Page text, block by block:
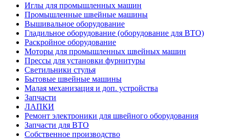
Иглы для промышленных машин
Промышленные швейные машины
Вышивальное оборудование
Гладильное оборудование (оборудование для ВТО)
Раскройное оборудование
Моторы для промышленных швейных машин
Прессы для установки фурнитуры
Светильники стулья
Бытовые швейные машины
Малая механизация и доп. устройства
Запчасти
ЛАПКИ
Ремонт электроники для швейного оборудования
Запчасти для ВТО
Собственное производство